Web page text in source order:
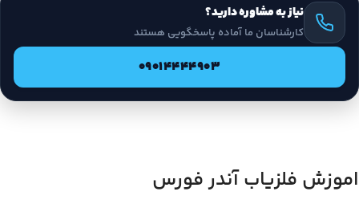
نیاز به مشاوره دارید؟
کارشناسان ما آماده پاسخگویی هستند
09014444903
اموزش فلزیاب آندر فورس